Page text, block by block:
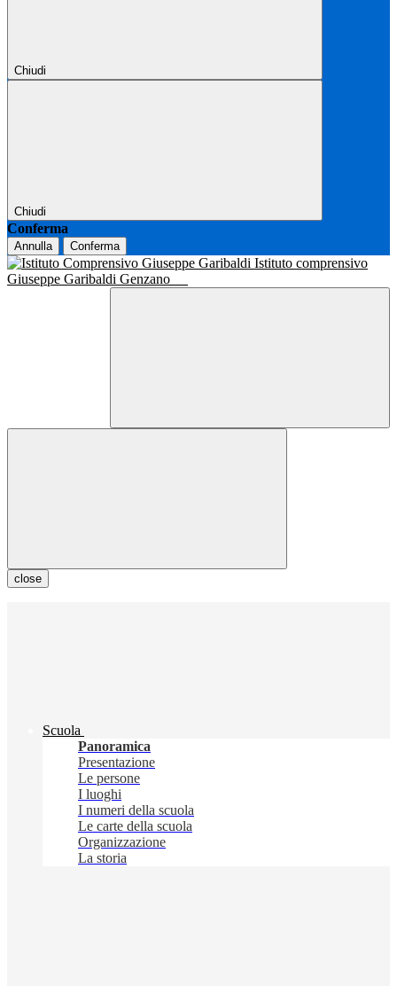
Chiudi
Chiudi
Conferma
Annulla Conferma
Istituto comprensivo
Giuseppe Garibaldi Genzano
close
Scuola
Panoramica
Presentazione
Le persone
I luoghi
I numeri della scuola
Le carte della scuola
Organizzazione
La storia